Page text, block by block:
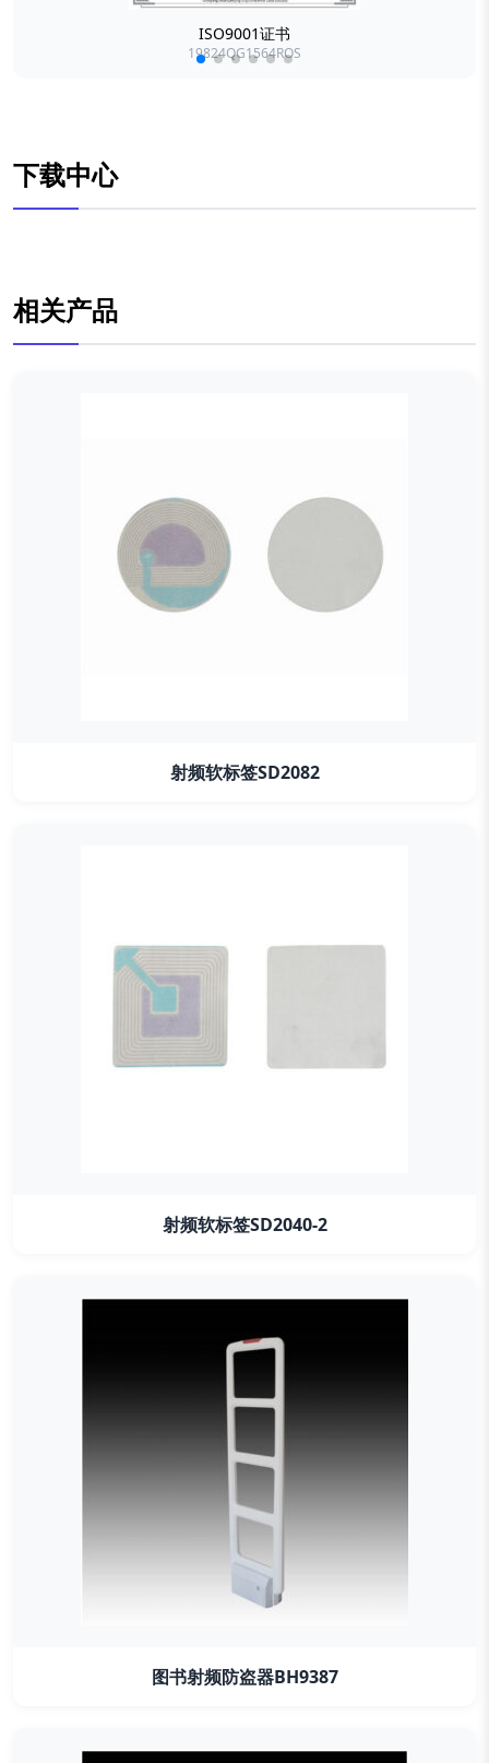
ISO9001证书
19824QG1564ROS
下载中心
相关产品
射频软标签SD2082
射频软标签SD2040-2
图书射频防盗器BH9387